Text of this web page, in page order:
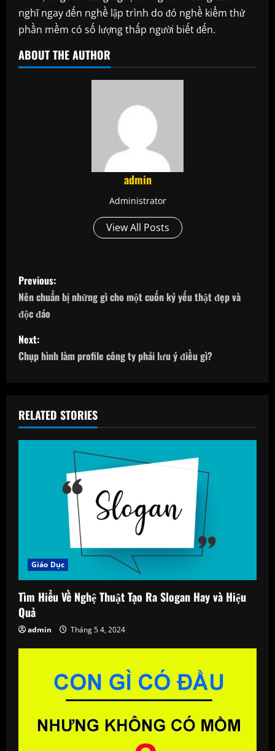
nghĩ ngay đến nghề lập trình do đó nghề kiểm thử
phần mềm có số lượng thấp người biết đến.
ABOUT THE AUTHOR
admin
Administrator
View All Posts
P
o
s
t
a
v
o
n
Previous:
Nên chuẩn bị những gì cho một cuốn kỷ yếu thật đẹp và
độc đáo
Next:
Chụp hình làm profile công ty phải lưu ý điều gì?
RELATED STORIES
Giáo Dục
Tìm Hiểu Về Nghệ Thuật Tạo Ra Slogan Hay và Hiệu
Quả
admin Tháng 5 4, 2024